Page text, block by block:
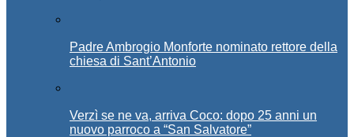
Padre Ambrogio Monforte nominato rettore della
chiesa di Sant’Antonio
Verzì se ne va, arriva Coco: dopo 25 anni un
nuovo parroco a “San Salvatore”